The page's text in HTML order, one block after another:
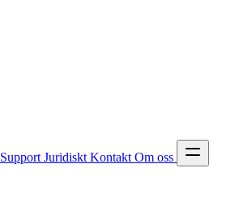
Support Juridiskt Kontakt Om oss